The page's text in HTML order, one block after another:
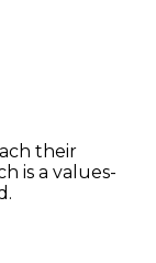
their
is a values-